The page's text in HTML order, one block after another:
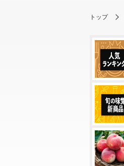
トップ